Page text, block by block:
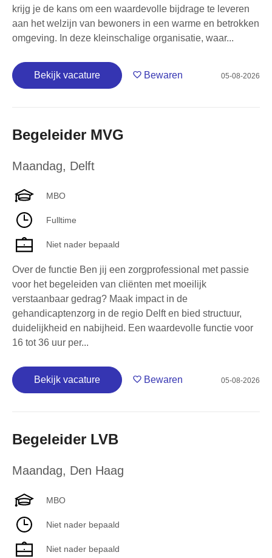
krijg je de kans om een waardevolle bijdrage te leveren
aan het welzijn van bewoners in een warme en betrokken
omgeving. In deze kleinschalige organisatie, waar...
Bekijk vacature Bewaren 05-08-2026
Begeleider MVG
Maandag, Delft
MBO
Fulltime
Niet nader bepaald
Over de functie Ben jij een zorgprofessional met passie
voor het begeleiden van cliënten met moeilijk
verstaanbaar gedrag? Maak impact in de
gehandicaptenzorg in de regio Delft en bied structuur,
duidelijkheid en nabijheid. Een waardevolle functie voor
16 tot 36 uur per...
Bekijk vacature Bewaren 05-08-2026
Begeleider LVB
Maandag, Den Haag
MBO
Niet nader bepaald
Niet nader bepaald